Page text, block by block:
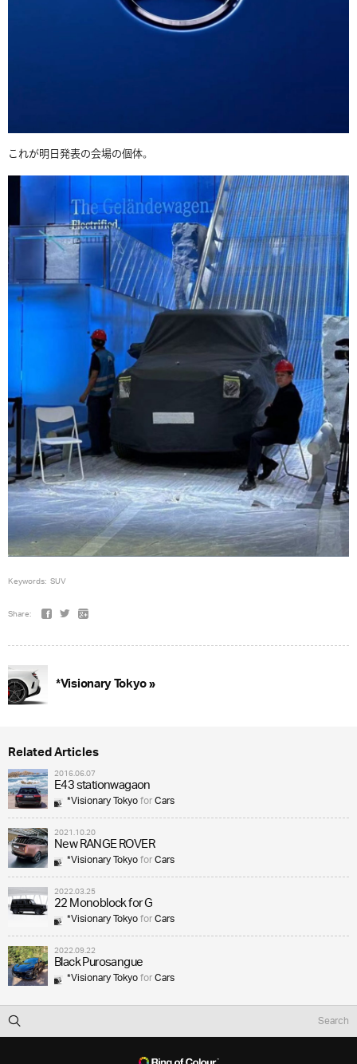
これが明日発表の会場の個体。
Keywords: SUV
Share:
*Visionary Tokyo »
Related Articles
2016.06.07
E43 stationwagaon
*Visionary TokyoforCars
2021.10.20
New RANGE ROVER
*Visionary TokyoforCars
2022.03.25
22 Monoblock for G
*Visionary TokyoforCars
2022.09.22
Black Purosangue
*Visionary TokyoforCars